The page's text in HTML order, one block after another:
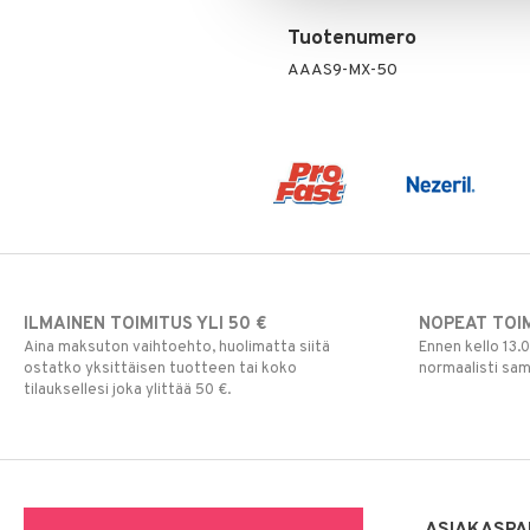
Tuotenumero
AAAS9-MX-50
ILMAINEN TOIMITUS YLI 50 €
Aina maksuton vaihtoehto, huolimatta siitä
ostatko yksittäisen tuotteen tai koko
tilauksellesi joka ylittää 50 €.
NOPEAT
Ennen kello
normaalisti